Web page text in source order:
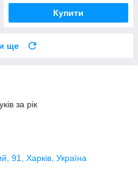
Купити
ще
за рік
91, Харків, Україна